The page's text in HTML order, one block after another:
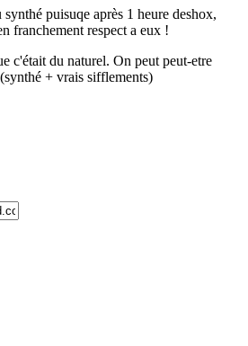
synthé puisuqe après 1 heure deshox,
franchement respect a eux !
c'était du naturel. On peut peut-etre
+ vrais sifflements)